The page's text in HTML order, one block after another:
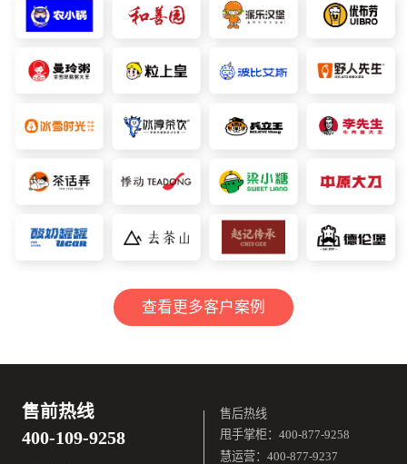
查看更多客户案例
售前热线
400-109-9258
售后热线
甩手掌柜：400-877-9258
慧运营：400-877-9237